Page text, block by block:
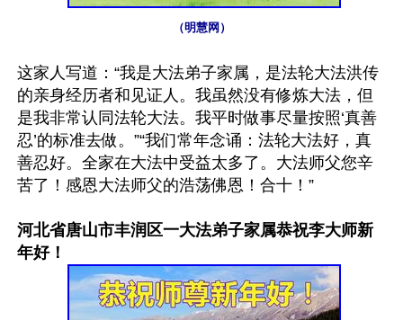
（明慧网）
这家人写道：“我是大法弟子家属，是法轮大法洪传
的亲身经历者和见证人。我虽然没有修炼大法，但
是我非常认同法轮大法。我平时做事尽量按照‘真善
忍’的标准去做。”“我们常年念诵：法轮大法好，真
善忍好。全家在大法中受益太多了。大法师父您辛
苦了！感恩大法师父的浩荡佛恩！合十！”
河北省唐山市丰润区一大法弟子家属恭祝李大师新
年好！